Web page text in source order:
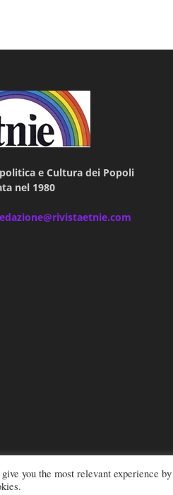
e Cultura dei Popoli
nel 1980
reserved - Etnie -
you the most relevant experience